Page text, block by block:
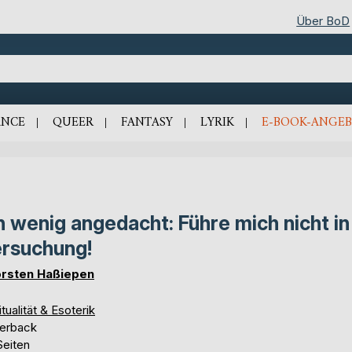
Über BoD
QUEER FANTASY LYRIK E-BOOK-
wenig angedacht: Führe mich nicht in
Haßiepen
& Esoterik